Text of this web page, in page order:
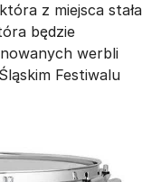
z miejsca stała
będzie
werbli
Festiwalu